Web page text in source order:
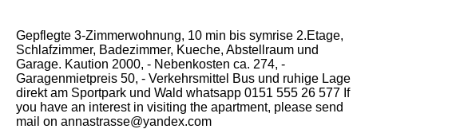
Gepflegte 3-Zimmerwohnung, 10 min bis symrise 2.Etage,
Schlafzimmer, Badezimmer, Kueche, Abstellraum und
Garage. Kaution 2000, - Nebenkosten ca. 274, -
Garagenmietpreis 50, - Verkehrsmittel Bus und ruhige Lage
direkt am Sportpark und Wald whatsapp 0151 555 26 577 If
you have an interest in visiting the apartment, please send
mail on annastrasse@yandex.com